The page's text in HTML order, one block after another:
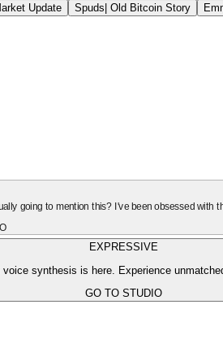
Update Spuds| Old Bitcoin Story
going to mention this? I've been obsessed with
EXPRESSIVE
synthesis is here. Experience
GO TO STUDIO